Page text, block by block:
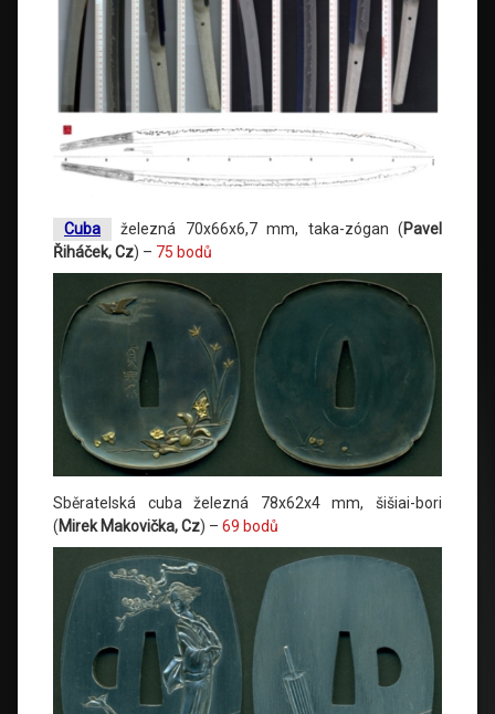
Cuba železná 70x66x6,7 mm, taka-zógan (Pavel
Řiháček, Cz) – 75 bodů
Sběratelská cuba železná 78x62x4 mm, šišiai-bori
(Mirek Makovička, Cz) – 69 bodů